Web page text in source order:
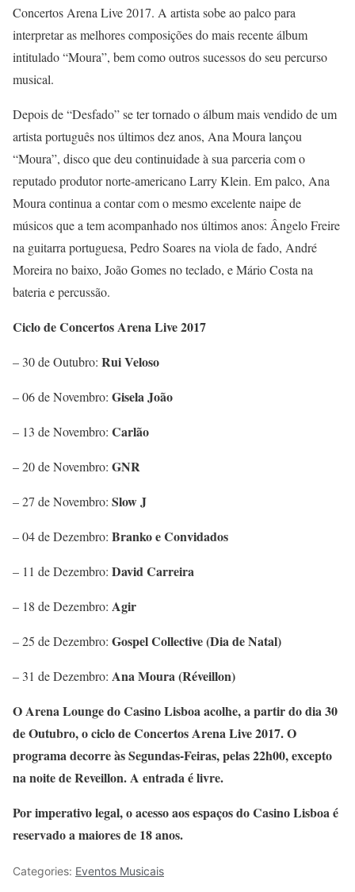
Concertos Arena Live 2017. A artista sobe ao palco para
interpretar as melhores composições do mais recente álbum
intitulado “Moura”, bem como outros sucessos do seu percurso
musical.
Depois de “Desfado” se ter tornado o álbum mais vendido de um
artista português nos últimos dez anos, Ana Moura lançou
“Moura”, disco que deu continuidade à sua parceria com o
reputado produtor norte-americano Larry Klein. Em palco, Ana
Moura continua a contar com o mesmo excelente naipe de
músicos que a tem acompanhado nos últimos anos: Ângelo Freire
na guitarra portuguesa, Pedro Soares na viola de fado, André
Moreira no baixo, João Gomes no teclado, e Mário Costa na
bateria e percussão.
Ciclo de Concertos Arena Live 2017
– 30 de Outubro: Rui Veloso
– 06 de Novembro: Gisela João
– 13 de Novembro: Carlão
– 20 de Novembro: GNR
– 27 de Novembro: Slow J
– 04 de Dezembro: Branko e Convidados
– 11 de Dezembro: David Carreira
– 18 de Dezembro: Agir
– 25 de Dezembro: Gospel Collective (Dia de Natal)
– 31 de Dezembro: Ana Moura (Réveillon)
O Arena Lounge do Casino Lisboa acolhe, a partir do dia 30
de Outubro, o ciclo de Concertos Arena Live 2017. O
programa decorre às Segundas-Feiras, pelas 22h00, excepto
na noite de Reveillon. A entrada é livre.
Por imperativo legal, o acesso aos espaços do Casino Lisboa é
reservado a maiores de 18 anos.
Categories: Eventos Musicais